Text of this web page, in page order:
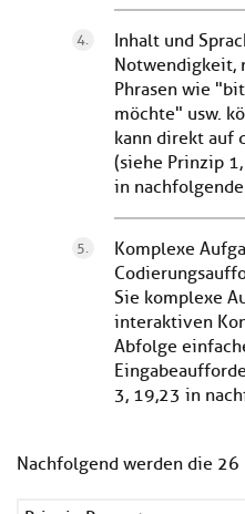
Inhalt und
Notwendigkeit,
Phrasen wie
möchte" usw.
kann direkt auf
(siehe Prinzip
in
Komplexe
Sie komplexe
interaktiven
Abfolge
3, 19,23 in
Nachfolgend werden die